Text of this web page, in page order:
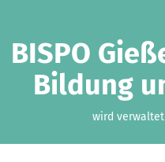
BISPO
Bildung
wird verwaltet